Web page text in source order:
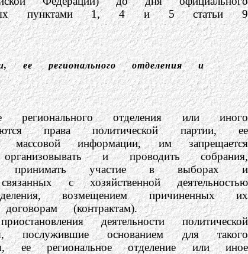
пунктами 1, 4 и 5 статьи 9
ее регионального отделения и
отделения или иного
права политической партии, ее
массовой информации, им запрещается
и проводить собрания,
принимать участие в выборах и
с хозяйственной деятельностью
возмещением причиненных их
(контрактам).
деятельности политической
послужившие основанием для такого
ее региональное отделение или иное